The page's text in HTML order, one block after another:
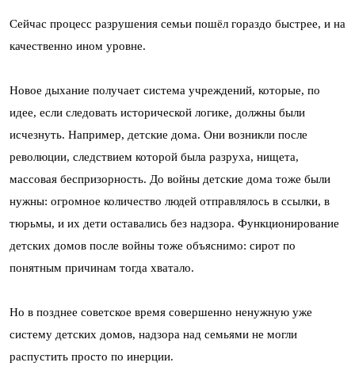
Сейчас процесс разрушения семьи пошёл гораздо быстрее, и на
качественно ином уровне.
Новое дыхание получает система учреждений, которые, по
идее, если следовать исторической логике, должны были
исчезнуть. Например, детские дома. Они возникли после
революции, следствием которой была разруха, нищета,
массовая беспризорность. До войны детские дома тоже были
нужны: огромное количество людей отправлялось в ссылки, в
тюрьмы, и их дети оставались без надзора. Функционирование
детских домов после войны тоже объяснимо: сирот по
понятным причинам тогда хватало.
Но в позднее советское время совершенно ненужную уже
систему детских домов, надзора над семьями не могли
распустить просто по инерции.